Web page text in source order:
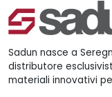
Sadun nasce a
distributore
materiali innovativi